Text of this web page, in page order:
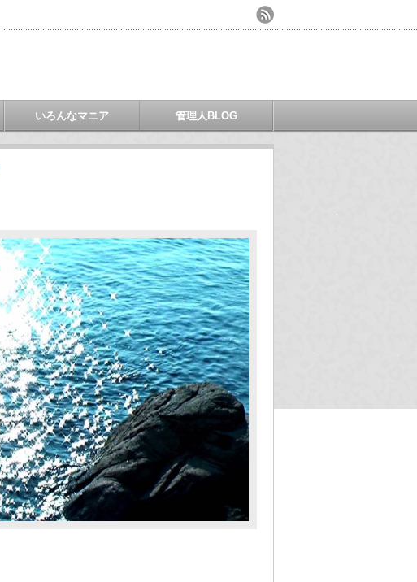
いろんなマニア 管理人BLOG